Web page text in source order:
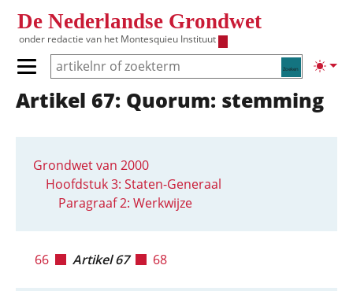
De Nederlandse Grondwet
onder redactie van het Montesquieu Instituut
Zoeken
Primair menu tonen/verbergen
Hoofdnavigatie
Artikel 67: Quorum: stemming
Grondwet van 2000
Hoofdstuk 3: Staten-Generaal
Paragraaf 2: Werkwijze
66 Artikel 67 68